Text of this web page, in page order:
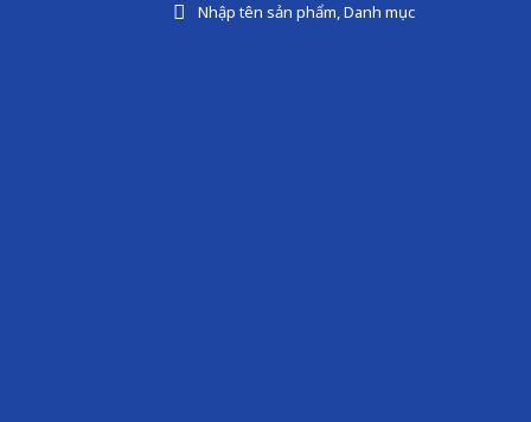
Nhập tên sản phẩm, Danh mục